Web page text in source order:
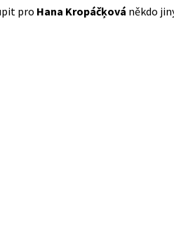
pro Hana Kropáčķová někdo